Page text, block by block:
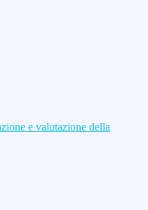
e valutazione della